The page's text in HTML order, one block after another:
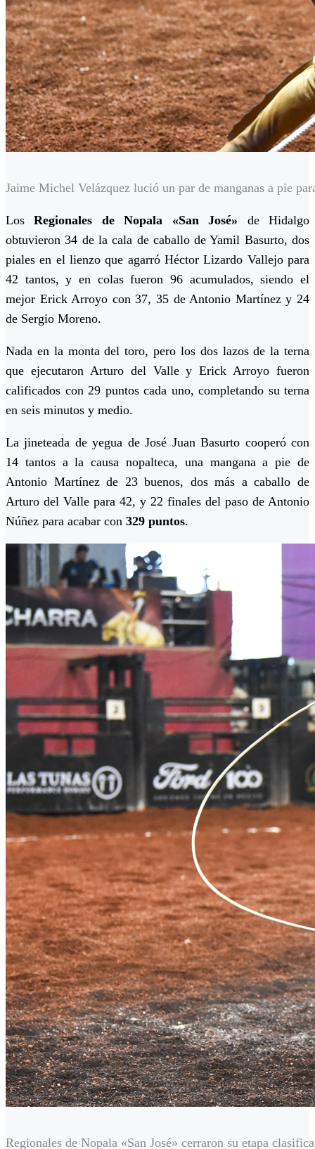
Jaime Michel Velázquez lució un par de manganas a pie
LosRegionales de Nopala «San José» de Hidalgo
obtuvieron 34 de la cala de caballo de Yamil Basurto, dos
piales en el lienzo que agarró Héctor Lizardo Vallejo para
42 tantos, y en colas fueron 96 acumulados, siendo el
mejor Erick Arroyo con 37, 35 de Antonio Martínez y 24
de Sergio Moreno.
Nada en la monta del toro, pero los dos lazos de la terna
que ejecutaron Arturo del Valle y Erick Arroyo fueron
calificados con 29 puntos cada uno, completando su terna
en seis minutos y medio.
La jineteada de yegua de José Juan Basurto cooperó con
14 tantos a la causa nopalteca, una mangana a pie de
Antonio Martínez de 23 buenos, dos más a caballo de
Arturo del Valle para 42, y 22 finales del paso de Antonio
Núñez para acabar con 329 puntos.
Regionales de Nopala «San José» cerraron su etapa